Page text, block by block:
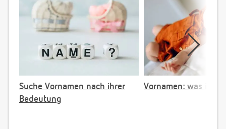
Suche Vornamen nach ihrer
Bedeutung
Vornamen: was ist